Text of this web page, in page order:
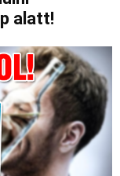
alatt!